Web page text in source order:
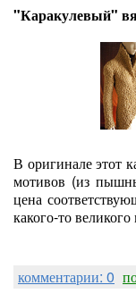
"Каракулевый"
В оригинале этот
мотивов (из
цена
какого-то великого
комментарии: 0